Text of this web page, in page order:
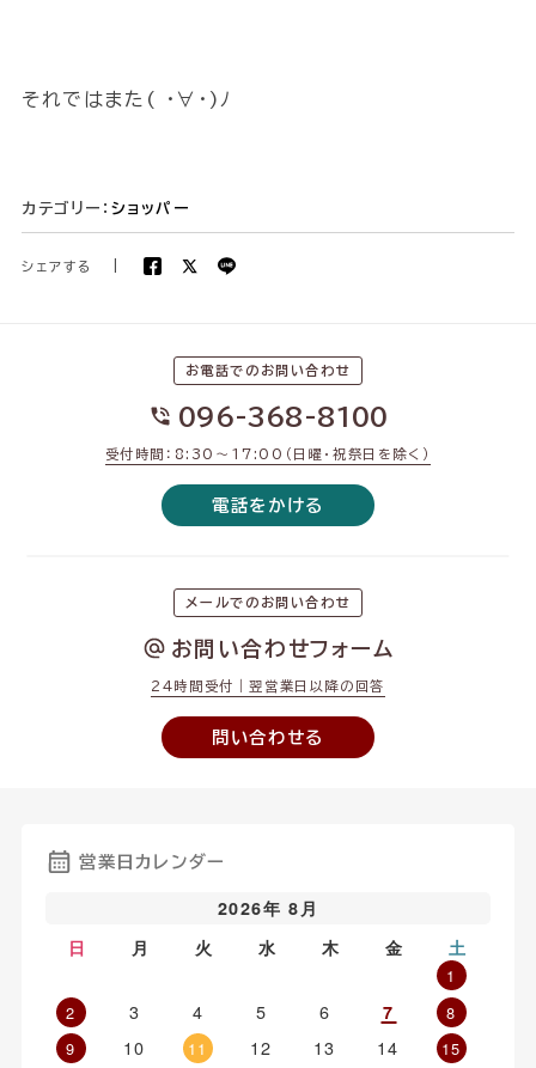
それではまた( ･∀･)ﾉ
カテゴリー： ショッパー
シェアする
お電話でのお問い合わせ
096-368-8100
受付時間：8:30〜17:00（日曜・祝祭日を除く）
電話をかける
メールでのお問い合わせ
お問い合わせフォーム
24時間受付｜翌営業日以降の回答
問い合わせる
営業日カレンダー
2026年 8月
日
月 火 水 木 金 土
1
2
3 4 5 6 7
8
9
10 11 12 13 14
15